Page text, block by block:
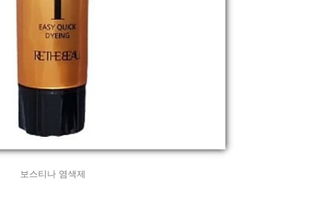
보스티나 염색제